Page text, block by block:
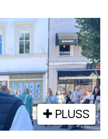
PLUSS